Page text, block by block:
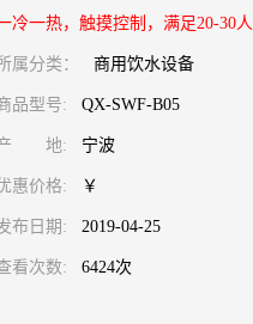
冷一热，触摸控制，满足20-30人
属分类： 商用饮水设备
品型号: QX-SWF-B05
地: 宁波
惠价格: ￥
布日期: 2019-04-25
看次数: 6424次